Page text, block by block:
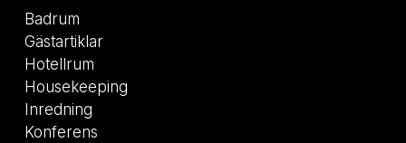
Badrum
Gästartiklar
Hotellrum
Housekeeping
Inredning
Konferens